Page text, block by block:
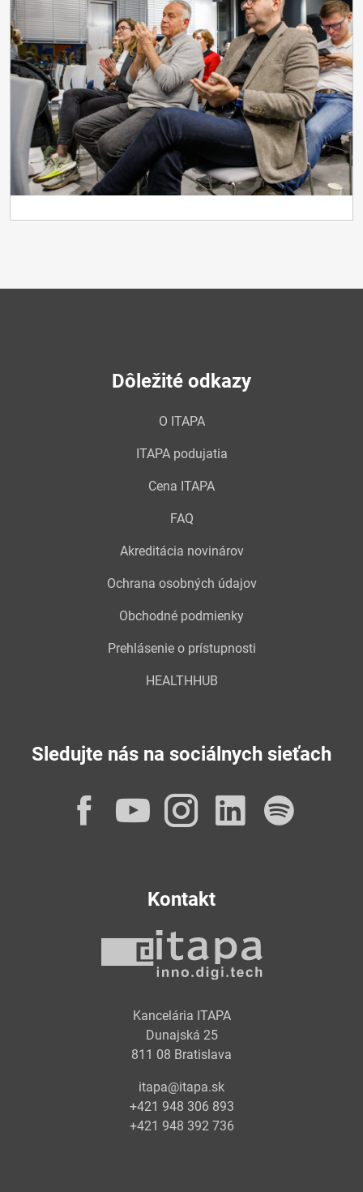
Dôležité odkazy
O ITAPA
ITAPA podujatia
Cena ITAPA
FAQ
Akreditácia novinárov
Ochrana osobných údajov
Obchodné podmienky
Prehlásenie o prístupnosti
HEALTHHUB
Sledujte nás na sociálnych sieťach
Facebook
YouTube
Instagram
Kontakt
Kancelária ITAPA
Dunajská 25
811 08 Bratislava
itapa@itapa.sk
+421 948 306 893
+421 948 392 736